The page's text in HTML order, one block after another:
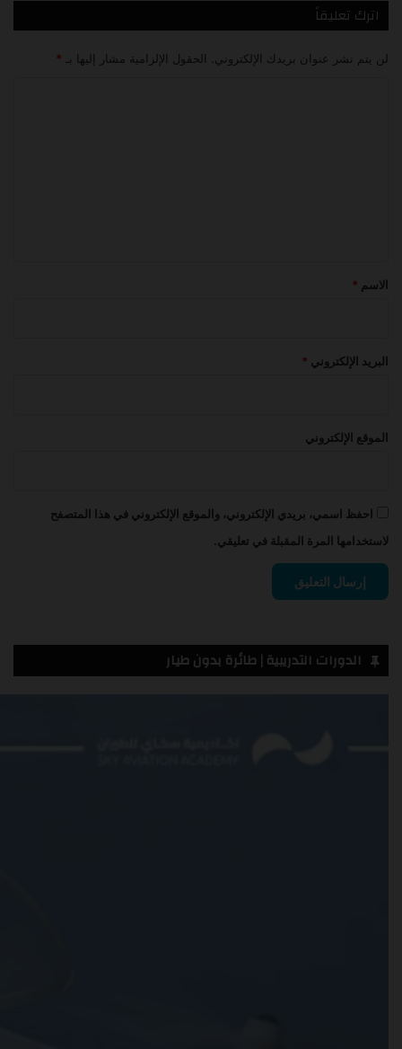
اترك تعليقاً
لن يتم نشر عنوان بريدك الإلكتروني. الحقول الإلزامية مشار إليها بـ *
*الاسم *
البريد الإلكتروني *
الموقع الإلكتروني
احفظ اسمي، بريدي الإلكتروني، والموقع الإلكتروني في هذا المتصفح
لاستخدامها المرة المقبلة في تعليقي.
الدورات التدريبية | طائرة بدون طيار